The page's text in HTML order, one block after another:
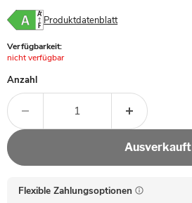
Produktdatenblatt
Verfügbarkeit:
Achtung:
nicht verfügbar
Anzahl
Ausverkauft
Flexible Zahlungsoptionen